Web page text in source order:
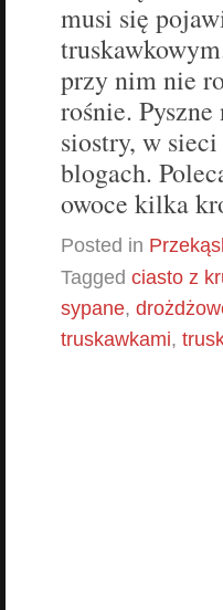
musi się
przy nim nie
rośnie.
siostry, w
blogach.
owoce kilka
Posted in
Tagged ciasto z
sypane,
truskawkami,